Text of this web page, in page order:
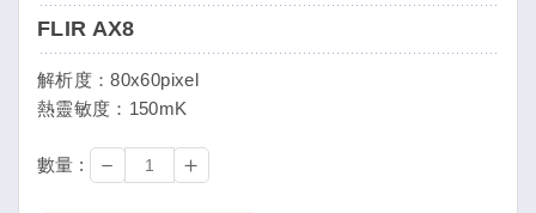
FLIR AX8
解析度：80x60pixel
熱靈敏度：150mK
數量 : － ＋